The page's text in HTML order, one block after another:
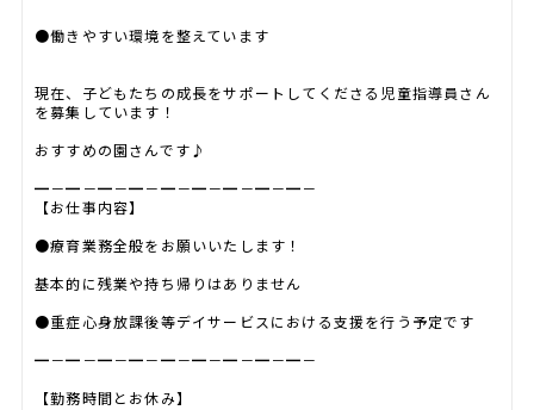
●働きやすい環境を整えています
現在、子どもたちの成長をサポートしてくださる児童指導員さん
を募集しています！
おすすめの園さんです♪
━－━－━－━－━－━－━－━－━－
【お仕事内容】
●療育業務全般をお願いいたします！
基本的に残業や持ち帰りはありません
●重症心身放課後等デイサービスにおける支援を行う予定です
━－━－━－━－━－━－━－━－━－
【勤務時間とお休み】